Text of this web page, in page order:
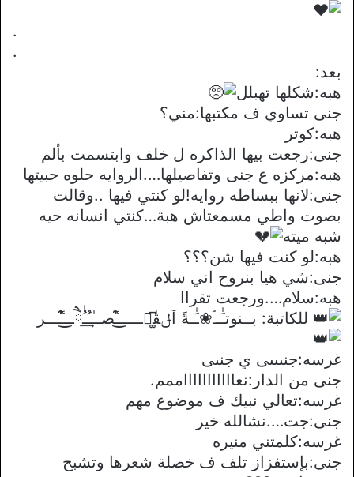
.
.
بعد:
هبه:شكلها تهبلل
جنى تساوي ف مكتبها:مني؟
هبه:كوتر
جنى:رجعت بيها الذاكره ل خلف وابتسمت بألم
هبه:مركزه ع جنى وتفاصيلها….الروايه حلوه حبيتها
جنى:لانها ببساطه روايه!لو كنتي فيها ..وقالت
بصوت واطي مسمعتاش هبة…كنتي انسانه حيه
شبه ميته
هبه:لو كنت فيها شن؟؟؟
جنى:شي هيا بنروح اني سلام
هبه:سلام….ورجعت تقراا
للكاتبة: بــنوتـَٰــۘ❀ـَٰـةً آݪقٰཻ͚͆ـــــ͒͜ـًصــٰـُ͢ـُٰཻــ͒͜ـًـــر
غرسه:جنىىىى ي جنىى
جنى من الدار:نعاااااااااااممم.
غرسه:تعالي نبيك ف موضوع مهم
جنى:جت….نشالله خير
غرسه:كلمتني منيره
جنى:بإستفزاز تلف ف خصلة شعرها وتشبح